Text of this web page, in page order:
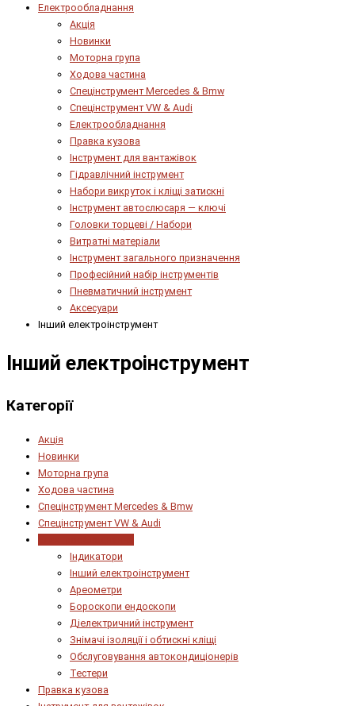
Електрообладнання
Акція
Новинки
Моторна група
Ходова частина
Спецінструмент Mercedes & Bmw
Спецінструмент VW & Audi
Електрообладнання
Правка кузова
Інструмент для вантажівок
Гідравлічний інструмент
Набори викруток і кліщі затискні
Інструмент автослюсаря — ключі
Головки торцеві / Набори
Витратні матеріали
Інструмент загального призначення
Професійний набір інструментів
Пневматичний інструмент
Аксесуари
Інший електроінструмент
Інший електроінструмент
Категорії
Акція
Новинки
Моторна група
Ходова частина
Спецінструмент Mercedes & Bmw
Спецінструмент VW & Audi
Індикатори
Інший електроінструмент
Ареометри
Бороскопи ендоскопи
Діелектричний інструмент
Знімачі ізоляції і обтискні кліщі
Обслуговування автокондиціонерів
Тестери
Правка кузова